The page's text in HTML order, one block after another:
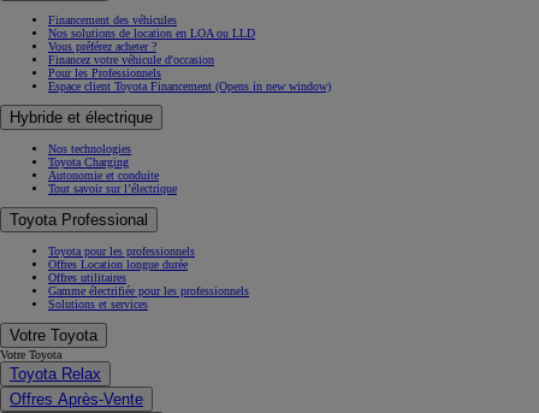
Financement des véhicules
Nos solutions de location en LOA ou LLD
Vous préférez acheter ?
Financez votre véhicule d'occasion
Pour les Professionnels
Espace client Toyota Financement (Opens in new window)
Hybride et électrique
Nos technologies
Toyota Charging
Autonomie et conduite
Tout savoir sur l’électrique
Toyota Professional
Toyota pour les professionnels
Offres Location longue durée
Offres utilitaires
Gamme électrifiée pour les professionnels
Solutions et services
Votre Toyota
Votre Toyota
Toyota Relax
Offres Après-Vente